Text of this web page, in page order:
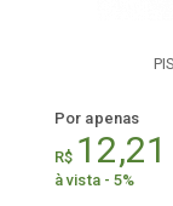
Por apenas
R$ 12,21
à vista - 5%